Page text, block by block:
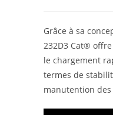
Grâce à sa
232D3 Cat®
le chargement
termes de
manutention